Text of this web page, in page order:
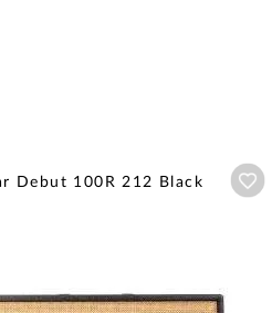
Debut 100R 212 Black